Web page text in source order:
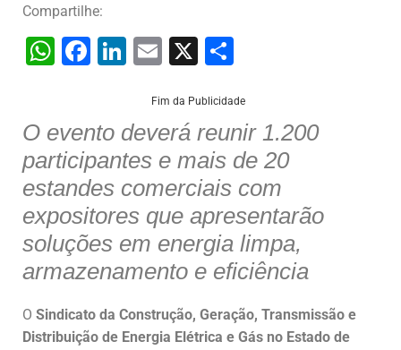
Compartilhe:
W
s
A
p
p
F
e
b
o
o
k
Li
e
dI
n
E
ai
l
X
ar
e
Fim da Publicidade
O evento deverá reunir 1.200
participantes e mais de 20
estandes comerciais com
expositores que apresentarão
soluções em energia limpa,
armazenamento e eficiência
O Sindicato da Construção, Geração, Transmissão e
Distribuição de Energia Elétrica e Gás no Estado de